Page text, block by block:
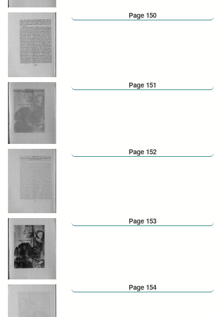
Page 150
Page 151
Page 152
Page 153
Page 154